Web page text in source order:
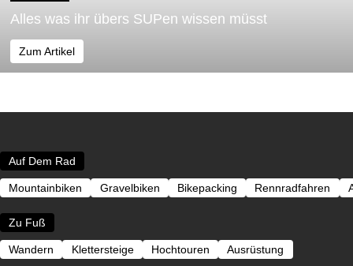
Alles was ihr übers SUPen wissen müsst
Zum Artikel
Auf Dem Rad
Mountainbiken Gravelbiken Bikepacking Rennradfahren
Zu Fuß
Wandern Klettersteige Hochtouren Ausrüstung